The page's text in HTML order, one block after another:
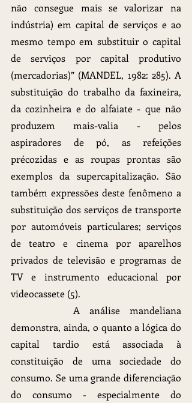
não consegue mais se valorizar na
indústria) em capital de serviços e ao
mesmo tempo em substituir o capital
de serviços por capital produtivo
(mercadorias)” (MANDEL, 1982: 285). A
substituição do trabalho da faxineira,
da cozinheira e do alfaiate - que não
produzem mais-valia - pelos
aspiradores de pó, as refeições
précozidas e as roupas prontas são
exemplos da supercapitalização. São
também expressões deste fenômeno a
substituição dos serviços de transporte
por automóveis particulares; serviços
de teatro e cinema por aparelhos
privados de televisão e programas de
TV e instrumento educacional por
videocassete (5).
demonstra, ainda, o quanto a lógica do
capital tardio está associada à
constituição de uma sociedade do
consumo. Se uma grande diferenciação
do consumo - especialmente do